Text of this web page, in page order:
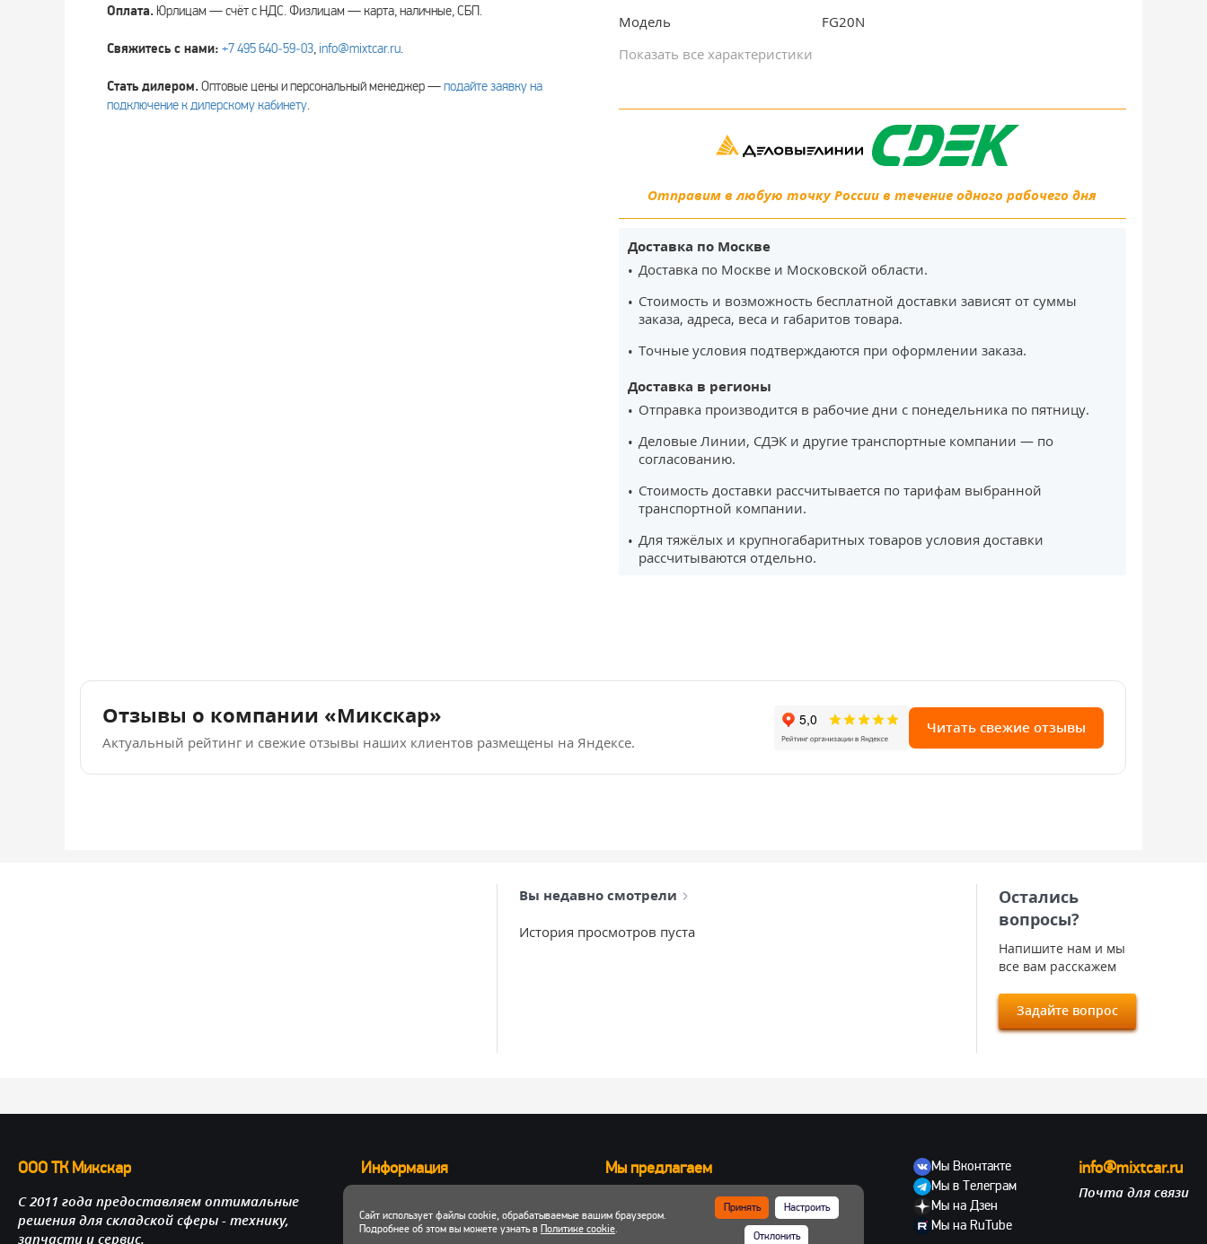
Оплата. Юрлицам — счёт с НДС. Физлицам — карта, наличные, СБП.
Свяжитесь с нами: +7 495 640‑59‑03, info@mixtcar.ru.
Стать дилером.Оптовые цены и персональный менеджер —подайте заявку на
подключение к дилерскому кабинету.
Модель
FG20N
Показать все характеристики
Отправим в любую точку России в течение одного рабочего дня
Доставка по Москве
Доставка по Москве и Московской области.
Стоимость и возможность бесплатной доставки зависят от суммы
заказа, адреса, веса и габаритов товара.
Точные условия подтверждаются при оформлении заказа.
Доставка в регионы
Отправка производится в рабочие дни с понедельника по пятницу.
Деловые Линии, СДЭК и другие транспортные компании — по
согласованию.
Стоимость доставки рассчитывается по тарифам выбранной
транспортной компании.
Для тяжёлых и крупногабаритных товаров условия доставки
рассчитываются отдельно.
Отзывы о компании «Микскар»
Актуальный рейтинг и свежие отзывы наших клиентов размещены на Яндексе.
Читать свежие отзывы
Вы недавно смотрели
История просмотров пуста
Остались
вопросы?
Напишите нам и мы
все вам расскажем
Задайте вопрос
ООО ТК Микскар
С 2011 года предоставляем оптимальные
решения для складской сферы - технику,
запчасти и сервис.
Информация
Доставка и оплата
Личный кабинет
Мы предлагаем
Запчасти для вилочных погрузчиков
Запчасти для двигателей
Шины, колеса, диски
Мы Вконтакте
Мы в Телеграм
Мы на Дзен
Мы на RuTube
info@mixtcar.ru
Почта для связи
Сайт использует файлы cookie, обрабатываемые вашим браузером.
Подробнее об этом вы можете узнать в Политике cookie.
Принять Настроить
Отклонить